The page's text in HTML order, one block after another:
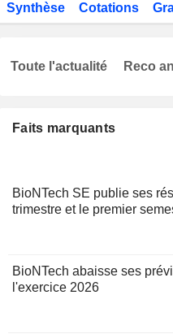
Synthèse Cotations
Faits marquants
BioNTech SE publie ses
trimestre et le premier
BioNTech abaisse ses
l'exercice 2026
Toute l'actualité Reco